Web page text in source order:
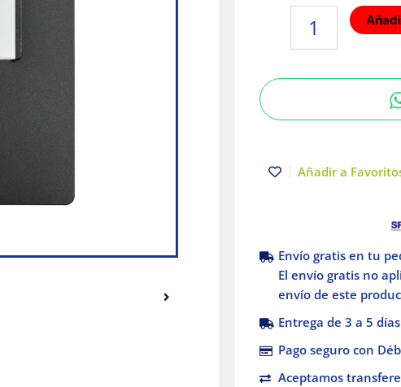
2P+T
Blanco
Simon Añadir a
Envío gratis en tu
El envío gratis no
envío de este
Entrega de 3 a 5 días
Pago seguro con
Aceptamos